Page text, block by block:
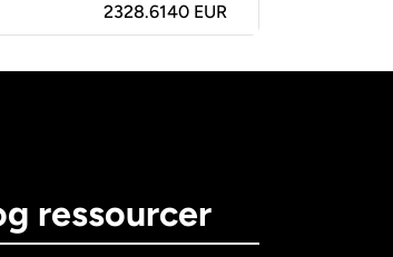
2328.6140 EUR
ressourcer